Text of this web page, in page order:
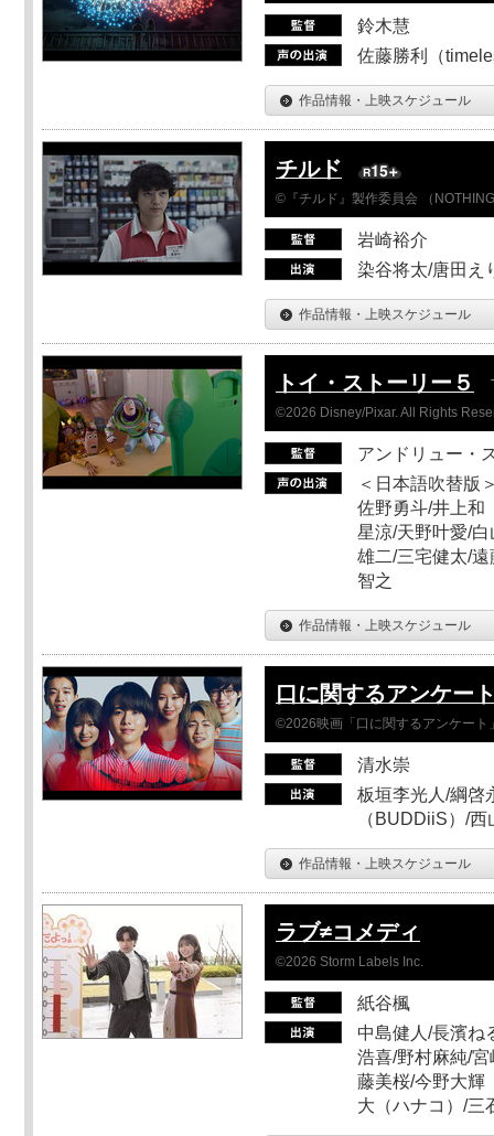
鈴木慧
佐藤勝利（
作品情報・上映スケジュール
チルド
©『チルド』製作委員会 （
岩崎裕介
染谷将太/唐田え
作品情報・上映スケジュール
トイ・ストーリー５
©2026 Disney/Pixar. All Rights
アンドリュー・
＜日本語吹替版
佐野勇斗/井上和
星涼/天野叶愛/
雄二/三宅健太/
智之
作品情報・上映スケジュール
口に関するアンケー
©2026映画「口に関するアンケート
清水崇
板垣李光人/綱啓
（BUDDiiS）/
作品情報・上映スケジュール
ラブ≠コメディ
©2026 Storm Labels Inc.
紙谷楓
中島健人/長濱ね
浩喜/野村麻純/
藤美桜/今野大輝
大（ハナコ）/三